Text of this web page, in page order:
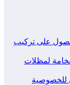
على تركيب
لمظلات
للخصوصية